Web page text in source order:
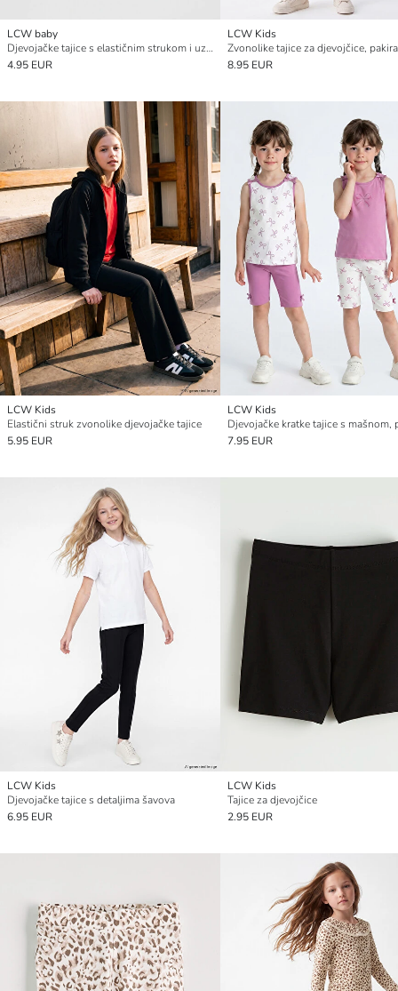
LCW baby
Djevojačke tajice s elastičnim strukom i uzorkom srca
4.95 EUR
LCW Kids
8.95 EUR
LCW Kids
Elastični struk zvonolike djevojačke tajice
5.95 EUR
LCW Kids
7.95 EUR
LCW Kids
Djevojačke tajice s detaljima šavova
6.95 EUR
LCW Kids
Tajice za djevojčice
2.95 EUR